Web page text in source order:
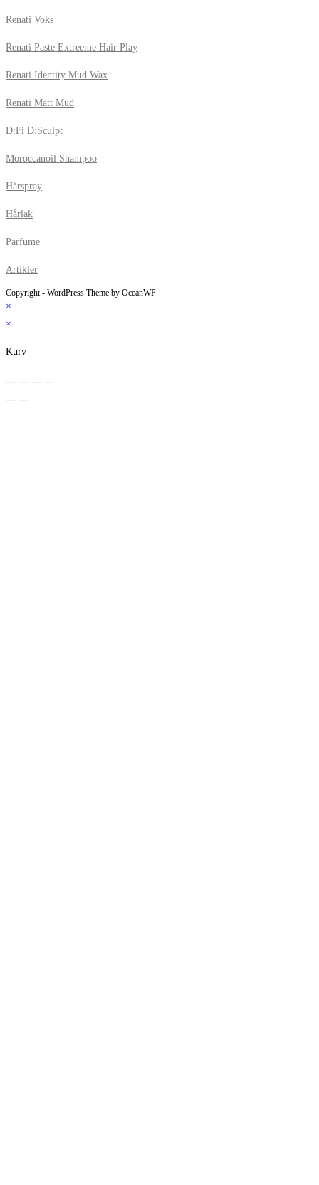
Renati Voks
Renati Paste Extreeme Hair Play
Renati Identity Mud Wax
Renati Matt Mud
D:Fi D:Sculpt
Moroccanoil Shampoo
Hårspray
Hårlak
Parfume
Artikler
Copyright - WordPress Theme by OceanWP
×
×
Kurv